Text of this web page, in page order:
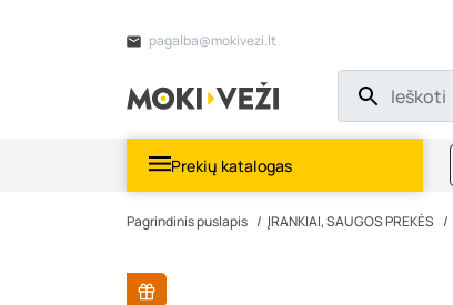
pagalba@mokivezi.lt
Prekių katalogas
Pagrindinis puslapis ĮRANKIAI, SAUGOS PREKĖS